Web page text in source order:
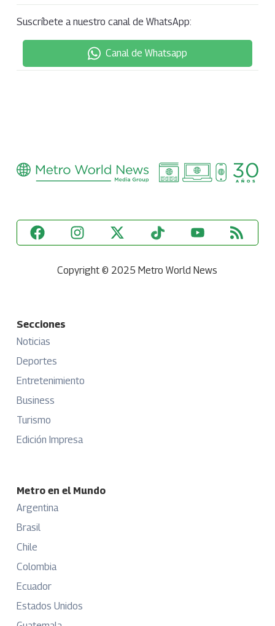
Suscríbete a nuestro canal de WhatsApp:
Canal de Whatsapp
Copyright © 2025 Metro World News
Secciones
Noticias
Deportes
Entretenimiento
Business
Turismo
Edición Impresa
Metro en el Mundo
Argentina
Brasil
Chile
Colombia
Ecuador
Estados Unidos